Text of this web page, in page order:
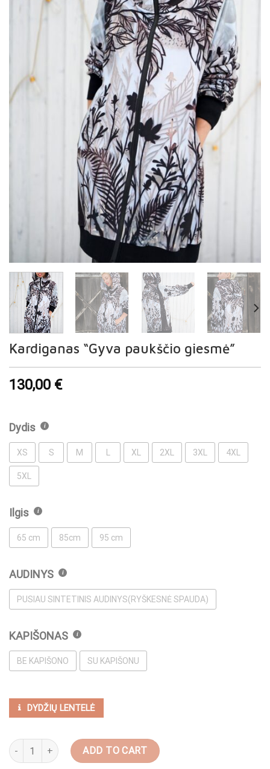
Kardiganas “Gyva paukščio giesmė”
130,00 €
Dydis
XS S M XL 2XL 3XL 4XL
5XL
Ilgis
65 cm 85cm 95 cm
AUDINYS
PUSIAU SINTETINIS AUDINYS(RYŠKESNĖ SPAUDA)
KAPIŠONAS
BE KAPIŠONO SU KAPIŠONU
DYDŽIŲ LENTELĖ
Kardiganas "Gyva paukščio giesmė" quantity
ADD TO CART